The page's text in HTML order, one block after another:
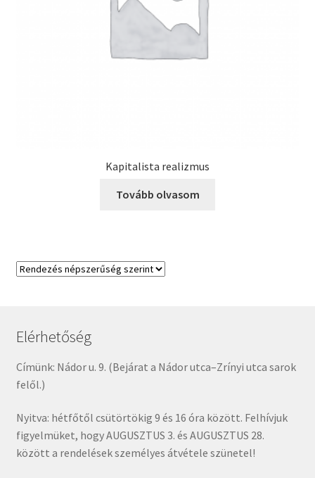
Kapitalista realizmus
Tovább olvasom
Elérhetőség
Címünk: Nádor u. 9. (Bejárat a Nádor utca–Zrínyi utca sarok
felől.)
Nyitva: hétfőtől csütörtökig 9 és 16 óra között. Felhívjuk
figyelmüket, hogy AUGUSZTUS 3. és AUGUSZTUS 28.
között a rendelések személyes átvétele szünetel!